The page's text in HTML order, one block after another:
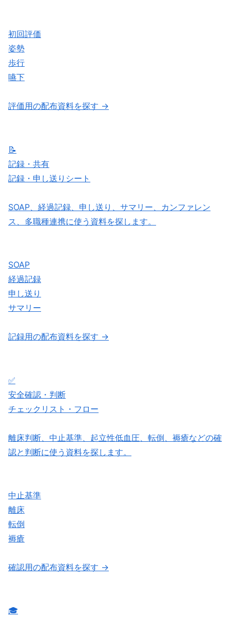
初回評価
姿勢
歩行
嚥下
評価用の配布資料を探す →
📝
記録・共有
記録・申し送りシート
SOAP、経過記録、申し送り、サマリー、カンファレン
ス、多職種連携に使う資料を探します。
SOAP
経過記録
申し送り
サマリー
記録用の配布資料を探す →
✅
安全確認・判断
チェックリスト・フロー
離床判断、中止基準、起立性低血圧、転倒、褥瘡などの確
認と判断に使う資料を探します。
中止基準
離床
転倒
褥瘡
確認用の配布資料を探す →
🎓